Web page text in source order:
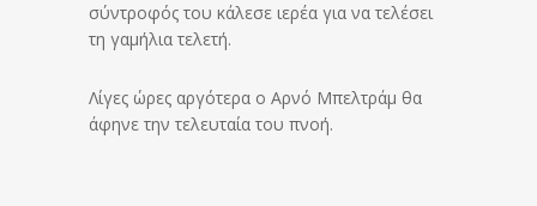
σύντροφός του κάλεσε ιερέα για να τελέσει
τη γαμήλια τελετή.
Λίγες ώρες αργότερα ο Αρνό Μπελτράμ θα
άφηνε την τελευταία του πνοή.